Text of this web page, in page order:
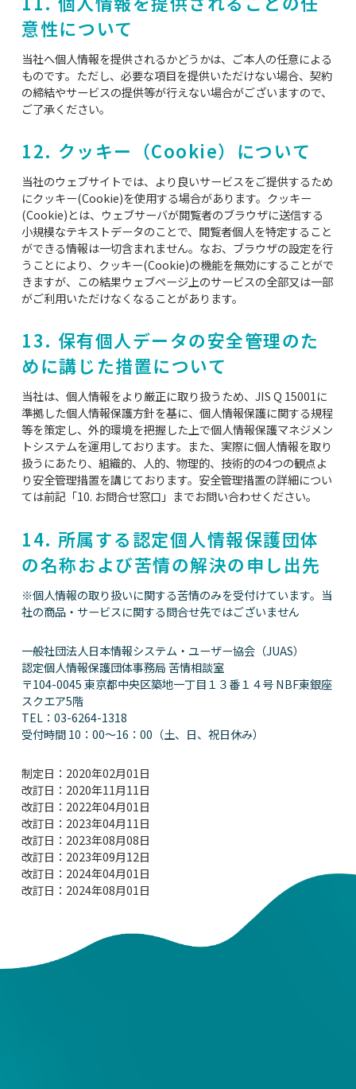
意性について
当社へ個人情報を提供されるかどうかは、ご本人の任意による
ものです。ただし、必要な項目を提供いただけない場合、契約
の締結やサービスの提供等が行えない場合がございますので、
ご了承ください。
12. クッキー（Cookie）について
当社のウェブサイトでは、より良いサービスをご提供するため
にクッキー(Cookie)を使用する場合があります。クッキー
(Cookie)とは、ウェブサーバが閲覧者のブラウザに送信する
小規模なテキストデータのことで、閲覧者個人を特定すること
ができる情報は一切含まれません。なお、ブラウザの設定を行
うことにより、クッキー(Cookie)の機能を無効にすることがで
きますが、この結果ウェブページ上のサービスの全部又は一部
がご利用いただけなくなることがあります。
13. 保有個人データの安全管理のた
めに講じた措置について
当社は、個人情報をより厳正に取り扱うため、JIS Q 15001に
準拠した個人情報保護方針を基に、個人情報保護に関する規程
等を策定し、外的環境を把握した上で個人情報保護マネジメン
トシステムを運用しております。また、実際に個人情報を取り
扱うにあたり、組織的、人的、物理的、技術的の4つの観点よ
り安全管理措置を講じております。安全管理措置の詳細につい
ては前記「10. お問合せ窓口」までお問い合わせください。
14. 所属する認定個人情報保護団体
の名称および苦情の解決の申し出先
※個人情報の取り扱いに関する苦情のみを受付けています。当
社の商品・サービスに関する問合せ先ではございません
一般社団法人日本情報システム・ユーザー協会（JUAS）
認定個人情報保護団体事務局 苦情相談室
〒104-0045 東京都中央区築地一丁目１３番１４号 NBF東銀座
スクエア5階
TEL：03-6264-1318
受付時間 10：00～16：00（土、日、祝日休み）
制定日：2020年02月01日
改訂日：2020年11月11日
改訂日：2022年04月01日
改訂日：2023年04月11日
改訂日：2023年08月08日
改訂日：2023年09月12日
改訂日：2024年04月01日
改訂日：2024年08月01日